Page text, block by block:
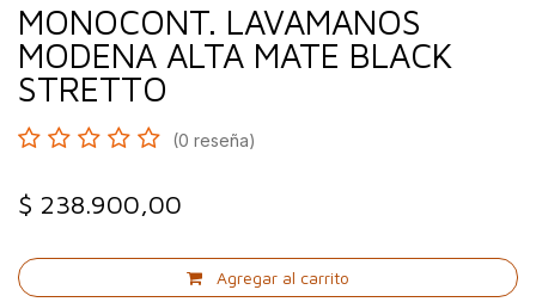
MONOCONT. LAVAMANOS
MODENA ALTA MATE BLACK
STRETTO
(0 reseña)
$ 238.900,00
Agregar al carrito